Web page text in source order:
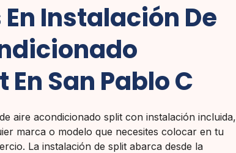
Instalación De
San Pablo C
aire acondicionado split con instalación incluida,
marca o modelo que necesites colocar en tu
La instalación de split abarca desde la